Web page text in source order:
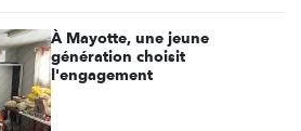
À Mayotte, une jeune
génération choisit
l'engagement